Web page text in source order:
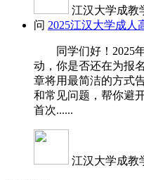
江汉大学成教
问 2025江汉大学成人
同学们好！2025年
动，你是否还在为报
章将用最简洁的方式
和常见问题，帮你避
首次......
江汉大学成教